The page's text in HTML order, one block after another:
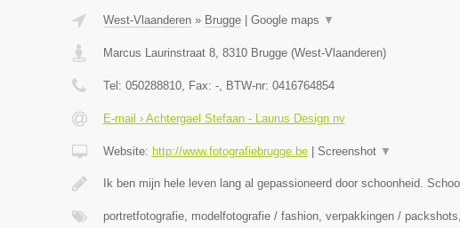
West-Vlaanderen» Brugge| Google maps ▼
Marcus Laurinstraat 8, 8310 Brugge(West-Vlaanderen)
Tel: 050288810, Fax: -, BTW-nr: 0416764854
E-mail › Achtergael Stefaan - Laurus Design nv
Website: http://www.fotografiebrugge.be| Screenshot ▼
Ik ben mijn hele leven lang al gepassioneerd door schoonheid.
portretfotografie, modelfotografie / fashion, verpakkingen / packshots,